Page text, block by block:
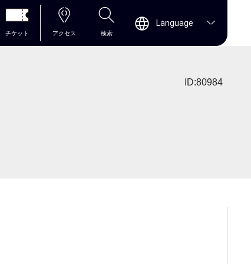
チケット アクセス 検索
Language
ID:80984